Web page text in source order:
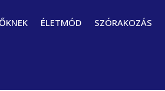
ÉLETMÓD SZÓRAKOZÁS